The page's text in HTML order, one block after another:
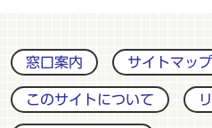
窓口案内 サイトマップ
このサイトについて